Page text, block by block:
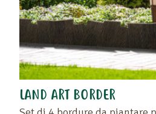
LAND ART BORDER